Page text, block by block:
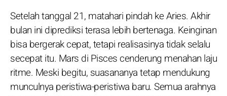
Setelah tanggal 21, matahari pindah ke Aries. Akhir
bulan ini diprediksi terasa lebih bertenaga. Keinginan
bisa bergerak cepat, tetapi realisasinya tidak selalu
secepat itu. Mars di Pisces cenderung menahan laju
ritme. Meski begitu, suasananya tetap mendukung
munculnya peristiwa-peristiwa baru. Semua arahnya